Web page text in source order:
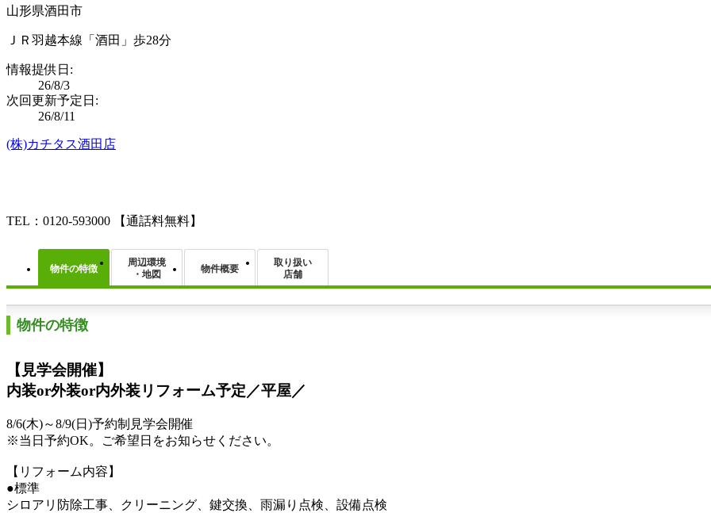
山形県酒田市
ＪＲ羽越本線「酒田」歩28分
情報提供日:
26/8/3
次回更新予定日:
26/8/11
(株)カチタス酒田店
TEL：0120-593000 【通話料無料】
物件の特徴
周辺環境
・地図
物件概要
取り扱い
店舗
物件の特徴
【見学会開催】
内装or外装or内外装リフォーム予定／平屋／
8/6(木)～8/9(日)予約制見学会開催
※当日予約OK。ご希望日をお知らせください。
【リフォーム内容】
●標準
シロアリ防除工事、クリーニング、鍵交換、雨漏り点検、設備点検